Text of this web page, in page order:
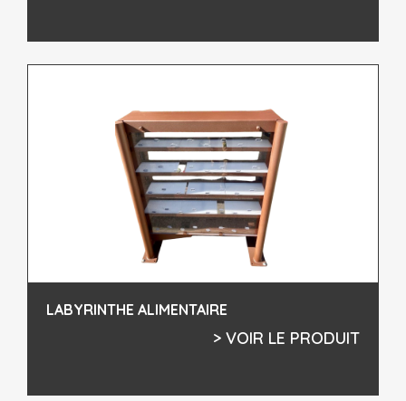
LABYRINTHE ALIMENTAIRE
> VOIR LE PRODUIT